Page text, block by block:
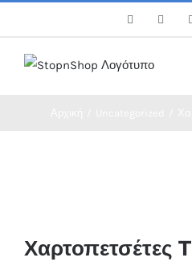
content
Facebook